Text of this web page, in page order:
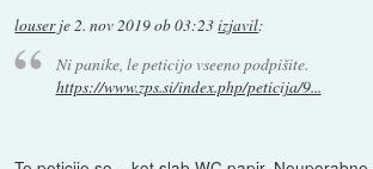
louserje2. nov 2019 ob 03:23izjavil:
Ni panike, le peticijo vseeno podpišite.
https://www.zps.si/index.php/peticija/9...